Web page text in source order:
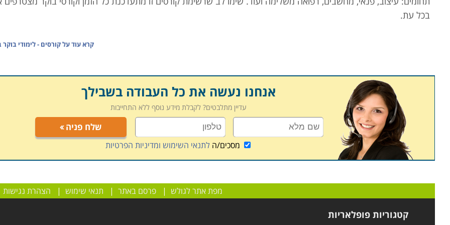
בכל עת.
קרא עוד עלקורסים - לימודי בוקר
אנחנו נעשה את כל העבודה בשבילך
עדיין מתלבטים? לקבלת מידע נוסף ללא התחייבות
שלח פניה
מסכים/הלתנאי השימוש ומדיניות הפרטיות
מפת אתר לגולש |פרסם באתר | תנאי שימוש | הצהרת נגישות
קטגוריות פופלאריות